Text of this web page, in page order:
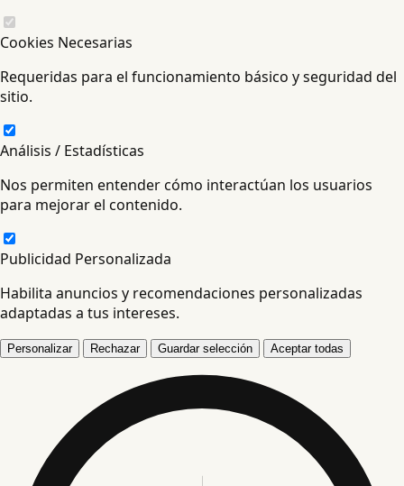
Cookies Necesarias
Requeridas para el funcionamiento básico y seguridad del
sitio.
Análisis / Estadísticas
Nos permiten entender cómo interactúan los usuarios
para mejorar el contenido.
Publicidad Personalizada
Habilita anuncios y recomendaciones personalizadas
adaptadas a tus intereses.
Personalizar Rechazar Guardar selección Aceptar todas